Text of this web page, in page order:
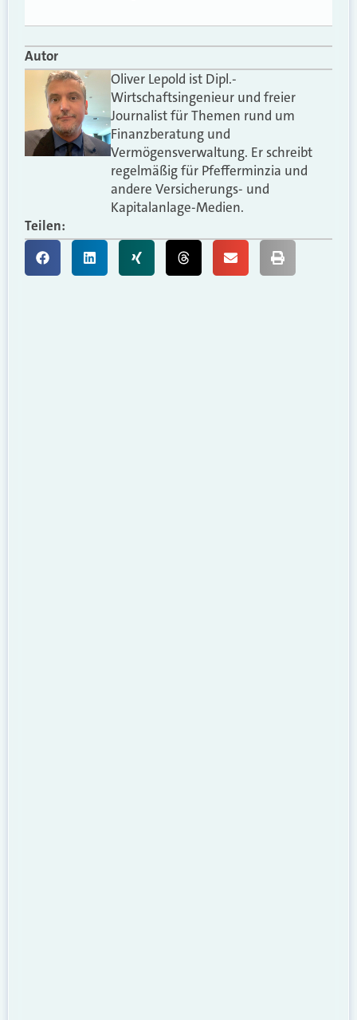
Autor
Oliver Lepold ist Dipl.-
Wirtschaftsingenieur und freier
Journalist für Themen rund um
Finanzberatung und
Vermögensverwaltung. Er schreibt
regelmäßig für Pfefferminzia und
andere Versicherungs- und
Kapitalanlage-Medien.
Teilen: